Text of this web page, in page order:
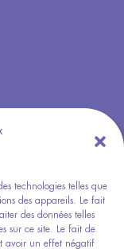
technologies telles que
des appareils. Le fait
des données telles
sur ce site. Le fait de
avoir un effet négatif